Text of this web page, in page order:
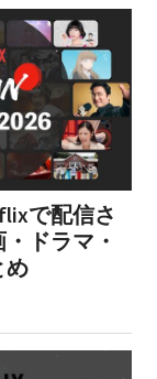
で配信さ
ドラマ・
め